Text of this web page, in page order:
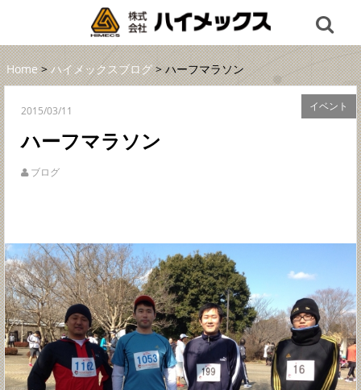
Home>ハイメックスブログ> ハーフマラソン
イベント
2015/03/11
ハーフマラソン
ブログ